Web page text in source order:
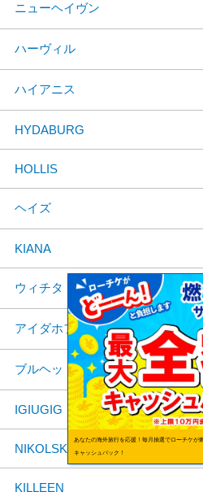
ニューヘイヴン
ハーヴィル
ハイアニス
HYDABURG
HOLLIS
ヘイズ
KIANA
ウィチタ
アイダホフォールズ
ブルヘッドシティ
IGIUGIG
NIKOLSKI
KILLEEN
あなたの海外旅行を応援！毎月抽選でローチケが
キャッシュバック！